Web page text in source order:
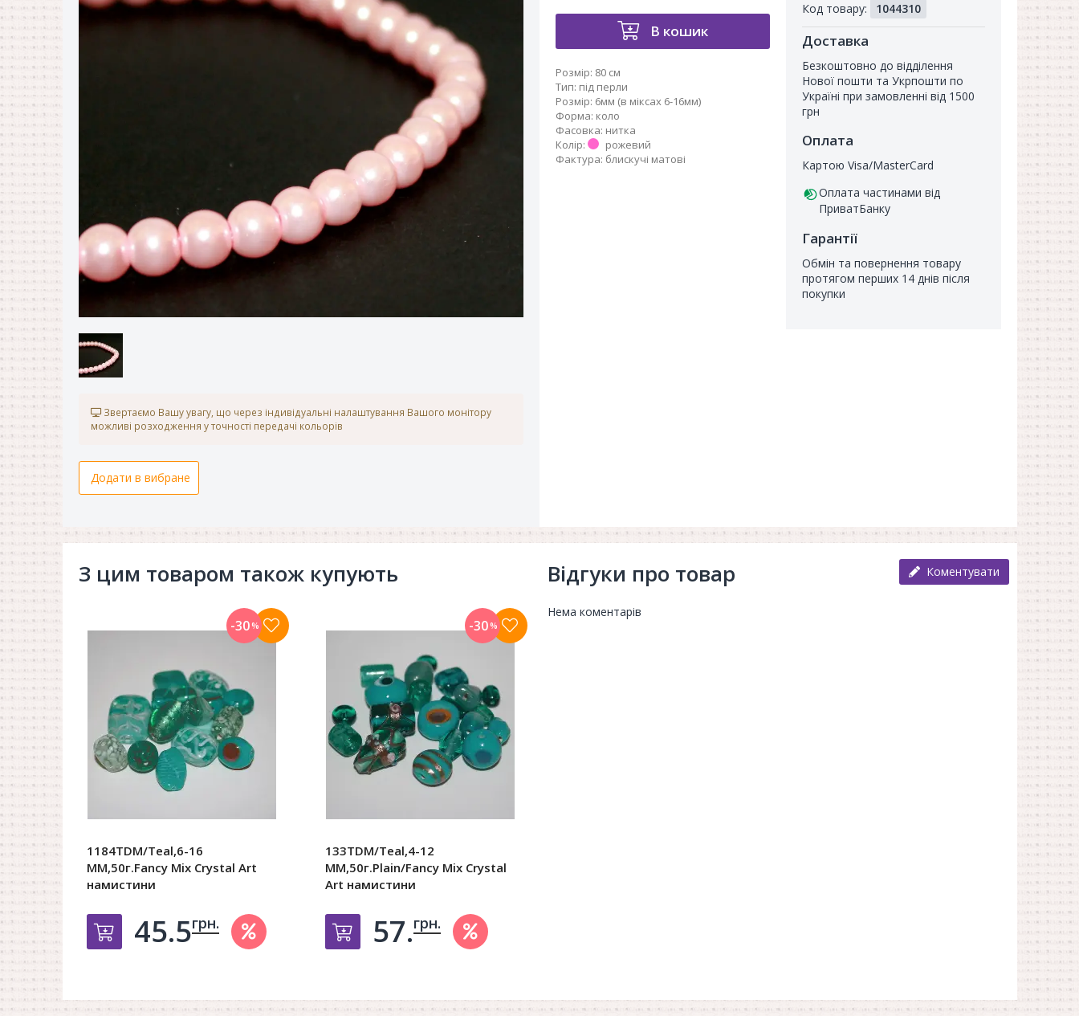
Звертаємо Вашу увагу, що через індивідуальні налаштування Вашого монітору
можливі розходження у точності передачі кольорів
Додати в вибране
В кошик
Розмір: 80 см
Тип: під перли
Розмір: 6мм (в міксах 6-16мм)
Форма: коло
Фасовка: нитка
Колір:
рожевий
Фактура: блискучі матові
покупців
Код товару:
1044310
Доставка
Безкоштовно до відділення
Нової пошти та Укрпошти по
Україні при замовленні від 1500
грн
Оплата
Картою Visa/MasterCard
Оплата частинами від
ПриватБанку
Гарантії
Обмін та повернення товару
протягом перших 14 днів після
покупки
З цим товаром також купують
1184TDM/Teal,6-16
MM,50г.Fancy Mix Crystal Art
намистини
Добавить в корзину
45.5грн.
-30%
133TDM/Teal,4-12
MM,50г.Plain/Fancy Mix Crystal
Art намистини
Добавить в корзину
57.грн.
-30%
Відгуки про товар Коментувати
Нема коментарів